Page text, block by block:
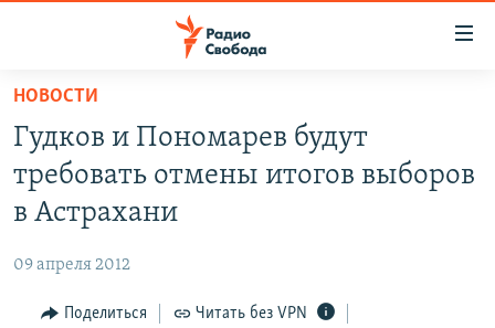
упрощенного
доступа
Вернуться
основному
Вернутся
ПОДКАСТЫ
АВТОРСКИЕ ПРОЕКТЫ
МНЕНИЯ
КУЛЬТУРА
НОВОСТИ
Гудков и Пономарев будут
требовать отмены итогов выборов
в Астрахани
09 апреля 2012
Поделиться Читать без VPN